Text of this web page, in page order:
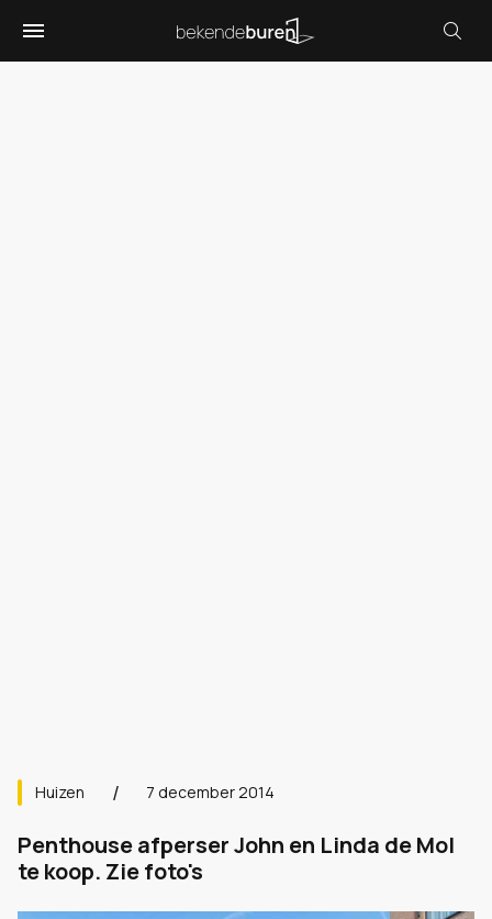
Huizen 7 december 2014
Penthouse afperser John en Linda de Mol
te koop. Zie foto's